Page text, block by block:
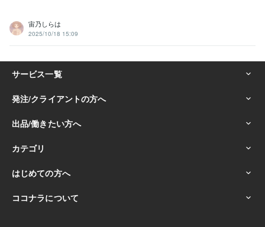
宙乃しらは
2025/10/18 15:09